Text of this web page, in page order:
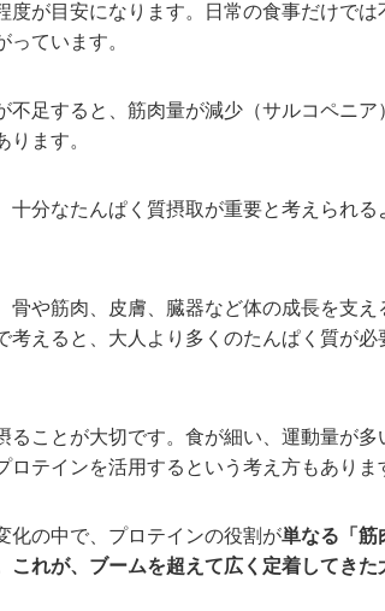
が目安になります。日常の食事だけでは
ています。
足すると、筋肉量が減少（サルコペニア
ます。
分なたんぱく質摂取が重要と考えられる
骨や筋肉、皮膚、臓器など体の成長を支え
えると、大人より多くのたんぱく質が必
ことが大切です。食が細い、運動量が多
テインを活用するという考え方もありま
化の中で、プロテインの役割が単なる「筋
れが、ブームを超えて広く定着してきた